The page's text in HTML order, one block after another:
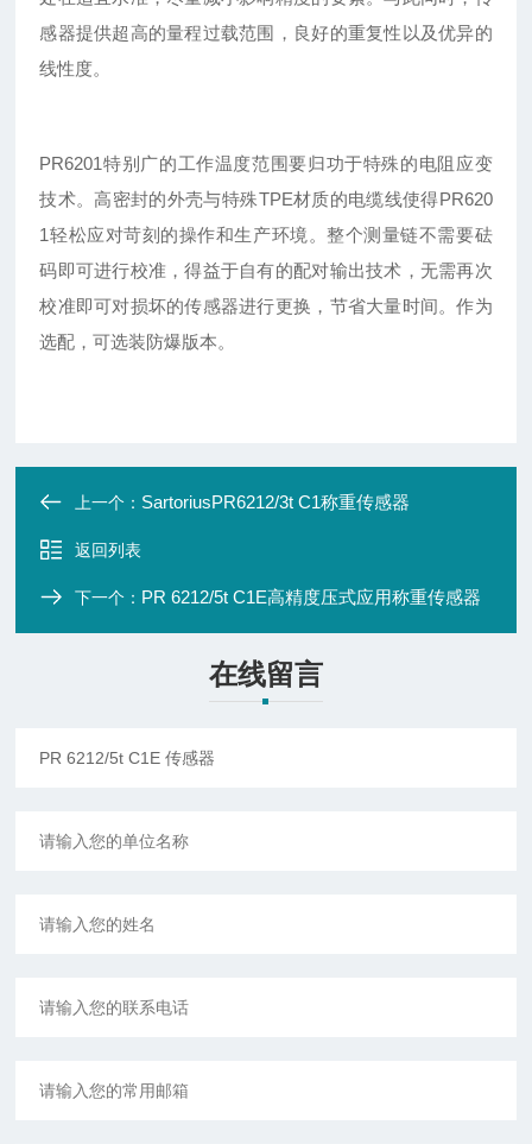
感器提供超高的量程过载范围，良好的重复性以及优异的
线性度。
PR6201特别广的工作温度范围要归功于特殊的电阻应变
技术。高密封的外壳与特殊TPE材质的电缆线使得PR620
1轻松应对苛刻的操作和生产环境。整个测量链不需要砝
码即可进行校准，得益于自有的配对输出技术，无需再次
校准即可对损坏的传感器进行更换，节省大量时间。作为
选配，可选装防爆版本。
上一个： SartoriusPR6212/3t C1称重传感器
返回列表
下一个： PR 6212/5t C1E高精度压式应用称重传感器
在线留言